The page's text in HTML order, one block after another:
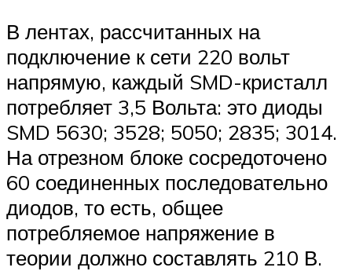
В лентах, рассчитанных на
подключение к сети 220 вольт
напрямую, каждый SMD-кристалл
потребляет 3,5 Вольта: это диоды
SMD 5630; 3528; 5050; 2835; 3014.
На отрезном блоке сосредоточено
60 соединенных последовательно
диодов, то есть, общее
потребляемое напряжение в
теории должно составлять 210 В.